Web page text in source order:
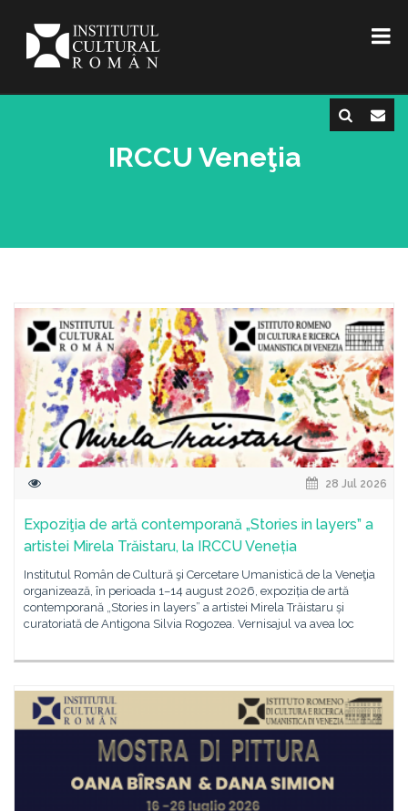
IRCCU Veneţia
28 Jul 2026
Expoziţia de artă contemporană „Stories in layers” a
artistei Mirela Trăistaru, la IRCCU Veneția
Institutul Român de Cultură şi Cercetare Umanistică de la Veneţia
organizează, în perioada 1–14 august 2026, expoziția de artă
contemporană „Stories in layers” a artistei Mirela Trăistaru și
curatoriată de Antigona Silvia Rogozea. Vernisajul va avea loc